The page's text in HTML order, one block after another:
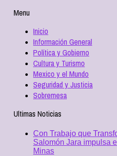
Menu
Inicio
Información General
Política y Gobierno
Cultura y Turismo
Mexico y el Mundo
Seguridad y Justicia
Sobremesa
Ultimas Noticias
Con Trabajo que
Salomón Jara impulsa
Minas